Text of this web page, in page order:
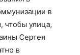
в
чтобы улица,
Сергея
в